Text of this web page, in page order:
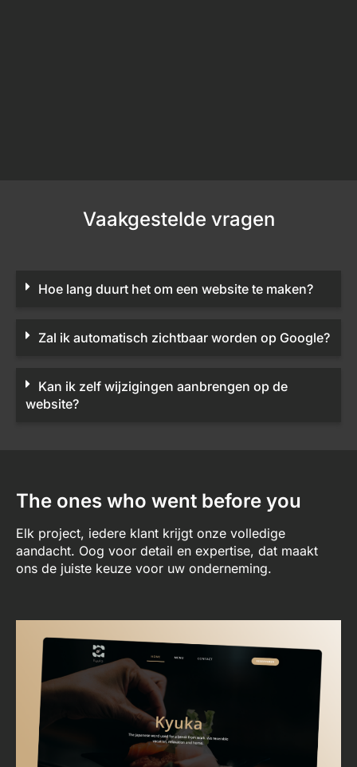
Vaakgestelde vragen
Hoe lang duurt het om een website te maken?
Zal ik automatisch zichtbaar worden op Google?
Kan ik zelf wijzigingen aanbrengen op de
website?
The ones who went before you
Elk project, iedere klant krijgt onze volledige
aandacht. Oog voor detail en expertise, dat maakt
ons de juiste keuze voor uw onderneming.